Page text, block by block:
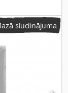
1,4 m³,
, Ražošanas
sludinājuma